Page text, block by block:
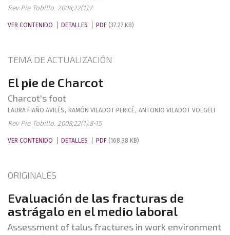
Rev Pie Tobillo. 2008;22(1):7
VER CONTENIDO DETALLES PDF (37.27 KB)
TEMA DE ACTUALIZACIÓN
El pie de Charcot
Charcot's foot
LAURA FIAÑO AVILÉS , RAMÓN VILADOT PERICÉ, ANTONIO VILADOT VOEGELI
Rev Pie Tobillo. 2008;22(1):8-15
VER CONTENIDO DETALLES PDF (168.38 KB)
ORIGINALES
Evaluación de las fracturas de
astrágalo en el medio laboral
Assessment of talus fractures in work environment